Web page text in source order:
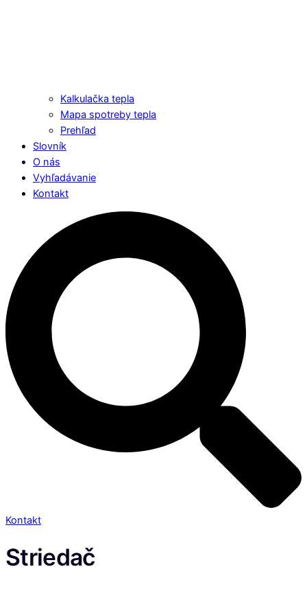
Kalkulačka tepla
Mapa spotreby tepla
Prehľad
Slovník
O nás
Vyhľadávanie
Kontakt
Kontakt
Striedač